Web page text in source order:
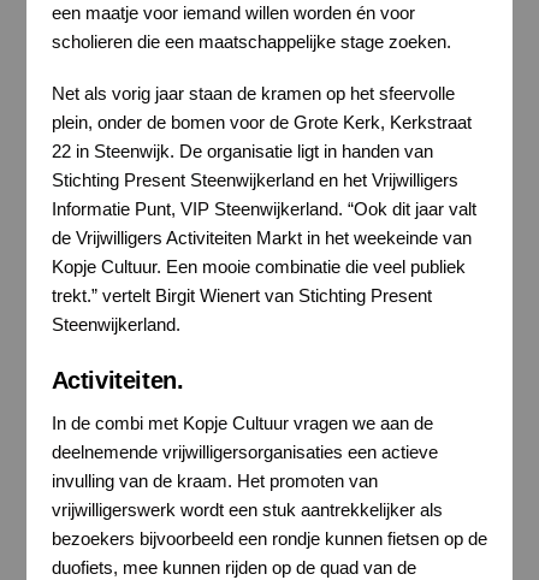
een maatje voor iemand willen worden én voor
scholieren die een maatschappelijke stage zoeken.
Net als vorig jaar staan de kramen op het sfeervolle
plein, onder de bomen voor de Grote Kerk, Kerkstraat
22 in Steenwijk. De organisatie ligt in handen van
Stichting Present Steenwijkerland en het Vrijwilligers
Informatie Punt, VIP Steenwijkerland. “Ook dit jaar valt
de Vrijwilligers Activiteiten Markt in het weekeinde van
Kopje Cultuur. Een mooie combinatie die veel publiek
trekt.” vertelt Birgit Wienert van Stichting Present
Steenwijkerland.
Activiteiten.
In de combi met Kopje Cultuur vragen we aan de
deelnemende vrijwilligersorganisaties een actieve
invulling van de kraam. Het promoten van
vrijwilligerswerk wordt een stuk aantrekkelijker als
bezoekers bijvoorbeeld een rondje kunnen fietsen op de
duofiets, mee kunnen rijden op de quad van de